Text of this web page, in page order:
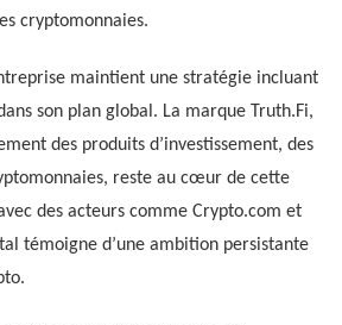
cryptomonnaies.
maintient une stratégie incluant
son plan global. La marque Truth.Fi,
des produits d’investissement, des
reste au cœur de cette
des acteurs comme Crypto.com et
témoigne d’une ambition persistante